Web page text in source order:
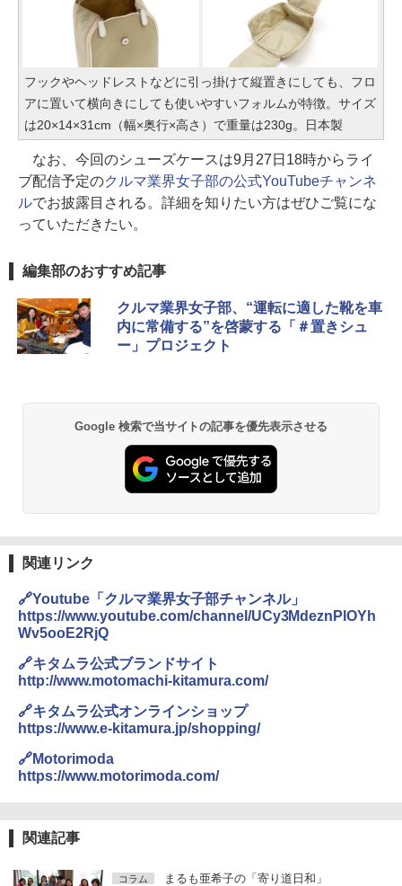
フックやヘッドレストなどに引っ掛けて縦置きにしても、フロ
アに置いて横向きにしても使いやすいフォルムが特徴。サイズ
は20×14×31cm（幅×奥行×高さ）で重量は230g。日本製
なお、今回のシューズケースは9月27日18時からライ
ブ配信予定のクルマ業界女子部の公式YouTubeチャンネ
ルでお披露目される。詳細を知りたい方はぜひご覧にな
っていただきたい。
編集部のおすすめ記事
クルマ業界女子部、“運転に適した靴を車
内に常備する”を啓蒙する「＃置きシュ
ー」プロジェクト
Google 検索で当サイトの記事を優先表示させる
関連リンク
🔗Youtube「クルマ業界女子部チャンネル」
https://www.youtube.com/channel/UCy3MdeznPlOYh
Wv5ooE2RjQ
🔗キタムラ公式ブランドサイト
http://www.motomachi-kitamura.com/
🔗キタムラ公式オンラインショップ
https://www.e-kitamura.jp/shopping/
🔗Motorimoda
https://www.motorimoda.com/
関連記事
コラム まるも亜希子の「寄り道日和」